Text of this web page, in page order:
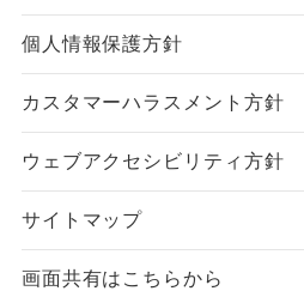
個人情報保護方針
カスタマーハラスメント方針
ウェブアクセシビリティ方針
サイトマップ
画面共有はこちらから